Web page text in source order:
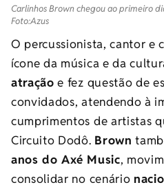
Carlinhos Brown chegou ao primeiro
Foto:Azus
O percussionista, cantor e
ícone da música e da
atração e fez questão de
convidados, atendendo à
cumprimentos de artistas
Circuito Dodô. Brown
anos do Axé Music,
consolidar no cenário